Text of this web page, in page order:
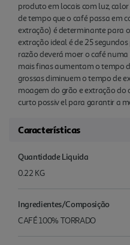
produto em locais com luz,
de tempo que o café passa em
extração) é determinante para
extração ideal é de 25
razão deverá moer o café
mais finas aumentam o tempo
grossas diminuem o tempo de
moagem do grão e extração do
curto possiv el para garantir a
Características
Quantidade Liquida
0.22 KG
Ingredientes/Composição
CAFÉ 100% TORRADO